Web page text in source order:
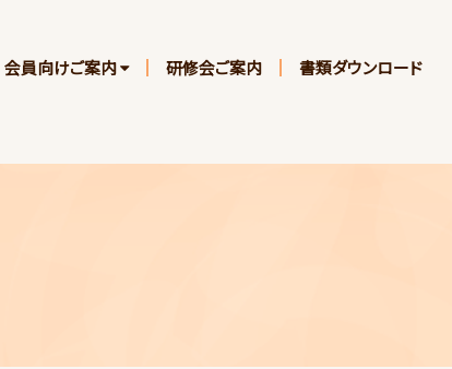
会員向けご案内 研修会ご案内 書類ダウンロード